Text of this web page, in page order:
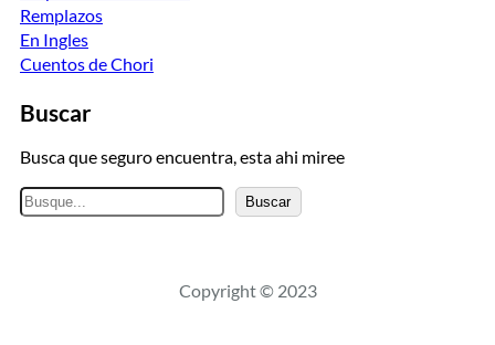
Remplazos
En Ingles
Cuentos de Chori
Buscar
Busca que seguro encuentra, esta ahi miree
B
u
a
Buscar
Copyright © 2023